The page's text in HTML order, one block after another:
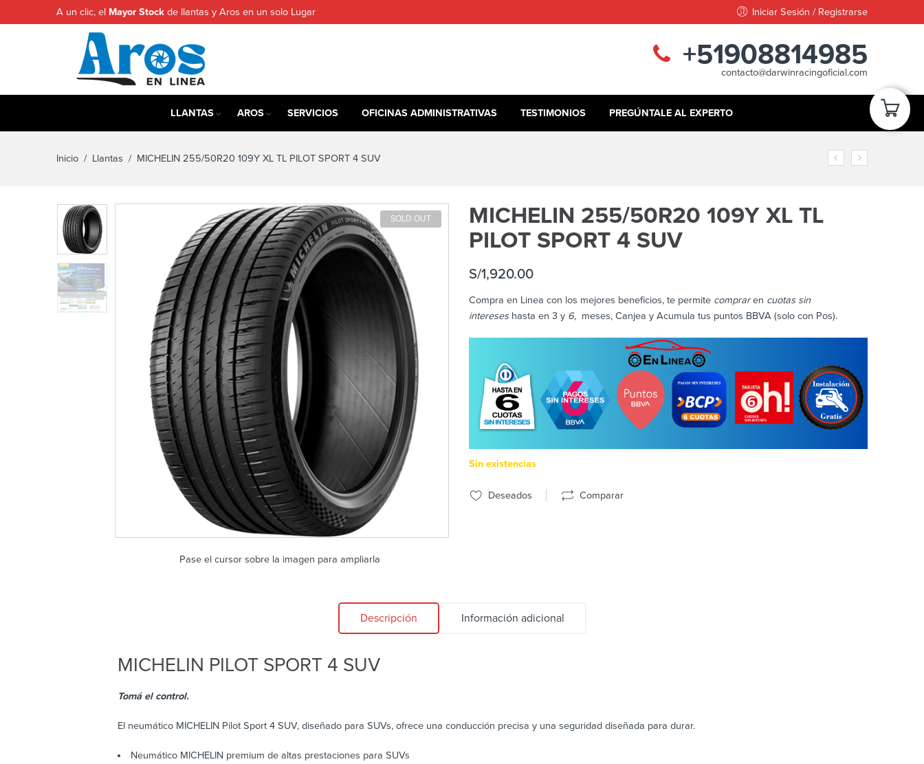
A un clic, el Mayor Stock de llantas y Aros en un solo Lugar Iniciar Sesión / Registrarse
+51908814985
contacto@darwinracingoficial.com
LLANTAS AROS SERVICIOS OFICINAS ADMINISTRATIVAS TESTIMONIOS PREGÚNTALE AL EXPERTO
Inicio / Llantas / MICHELIN 255/50R20 109Y XL TL PILOT SPORT 4 SUV
SOLD OUT
Pase el cursor sobre la imagen para ampliarla
MICHELIN 255/50R20 109Y XL TL
PILOT SPORT 4 SUV
S/1,920.00
Compra en Linea con los mejores beneficios, te permite compraren cuotas sin
intereseshasta en 3 y 6, meses, Canjea y Acumula tus puntos BBVA (solo con Pos).
Sin existencias
Deseados Comparar
Descripción Información adicional
MICHELIN PILOT SPORT 4 SUV
Tomá el control.
El neumático MICHELIN Pilot Sport 4 SUV, diseñado para SUVs, ofrece una conducción precisa y una seguridad diseñada para durar.
Neumático MICHELIN premium de altas prestaciones para SUVs